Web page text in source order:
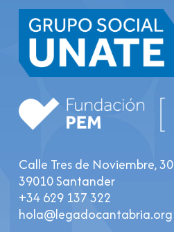
Calle Tres de Noviembre, 30
39010 Santander
+34 629 137 322
hola@legadocantabria.org